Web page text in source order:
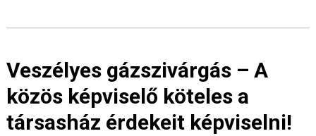
Veszélyes gázszivárgás – A
közös képviselő köteles a
társasház érdekeit képviselni!